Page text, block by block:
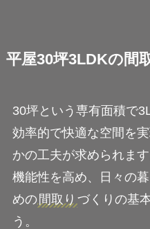
平屋30坪3LDKの間
30坪という専有面積で
効率的で快適な空間を
かの工夫が求められます
機能性を高め、日々の
めの 間取り づくりの基
う。